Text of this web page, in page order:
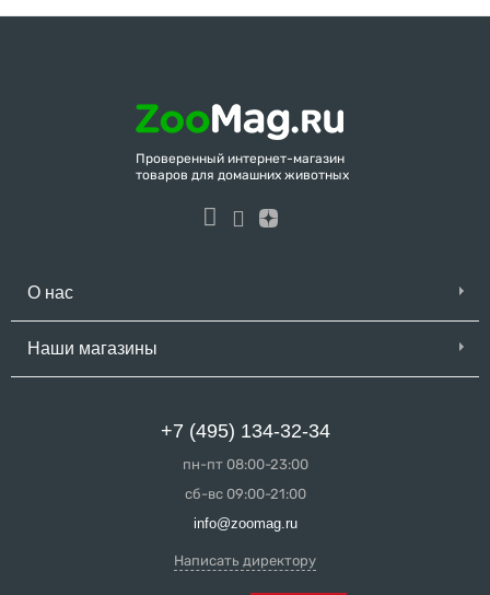
Проверенный интернет-магазин
товаров для домашних животных
О нас
Наши магазины
+7 (495) 134-32-34
пн-пт 08:00-23:00
сб-вс 09:00-21:00
info@zoomag.ru
Написать директору